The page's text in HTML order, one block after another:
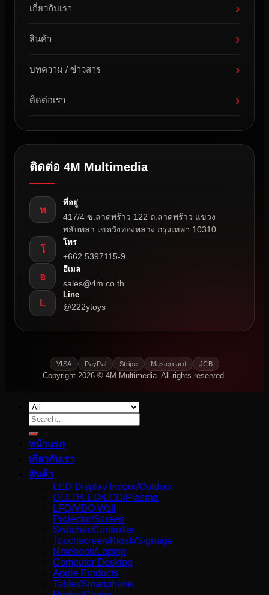
เกี่ยวกับเรา ›
สินค้า ›
บทความ / ข่าวสาร ›
ติดต่อเรา ›
ติดต่อ 4M Multimedia
ท
ที่อยู่
417/4 ซ.ลาดพร้าว 122 ถ.ลาดพร้าว แขวง
พลับพลา เขตวังทองหลาง กรุงเทพฯ 10310
โ
โทร
+662 5397115-9
อ
อีเมล
sales@4m.co.th
L
Line
@222ytoys
VISA PayPal Stripe Mastercard JCB
Copyright 2026 © 4M Multimedia. All rights reserved.
Search
for:
หน้าแรก
เกี่ยวกับเรา
สินค้า
LED Display Indoor/Outdoor
OLED/LED/LCD/Plasma
LFD/VDO Wall
Projector/Screen
Switcher/Controller
Touchscreen/Kiosk/Signage
Notebook/Laptop
Computer Desktop
Apple Products
Tablet/Smartphone